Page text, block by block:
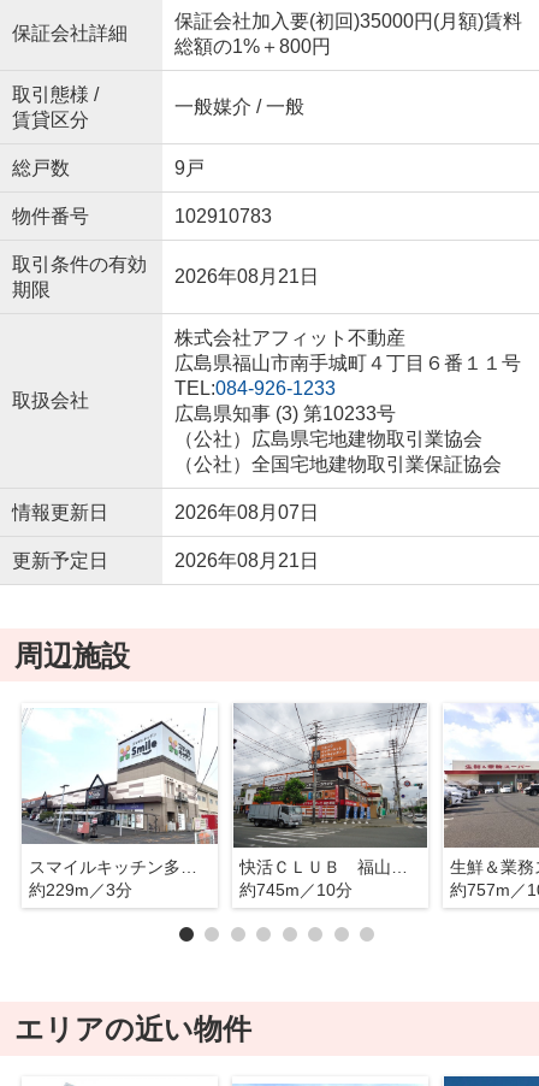
保証会社詳細
保証会社加入要(初回)35000円(月額)賃料
総額の1%＋800円
取引態様 /
賃貸区分
一般媒介 / 一般
総戸数 9戸
物件番号 102910783
取引条件の有効
期限
2026年08月21日
取扱会社
株式会社アフィット不動産
広島県福山市南手城町４丁目６番１１号
TEL:084-926-1233
広島県知事 (3) 第10233号
（公社）広島県宅地建物取引業協会
（公社）全国宅地建物取引業保証協会
情報更新日 2026年08月07日
更新予定日 2026年08月21日
周辺施設
約229m／3分
約745m／10分
約757m／
エリアの近い物件